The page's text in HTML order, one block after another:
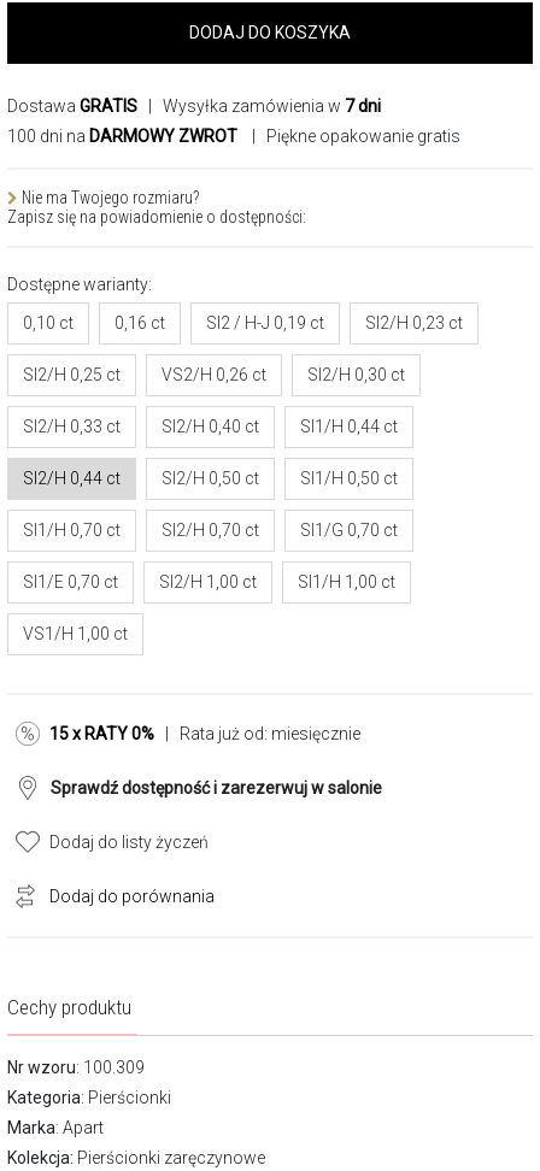
DODAJ DO KOSZYKA
Dostawa GRATIS | Wysyłka zamówienia w 7 dni
100 dni na DARMOWY ZWROT | Piękne opakowanie gratis
Nie ma Twojego rozmiaru?
Zapisz się na powiadomienie o dostępności:
Dostępne warianty:
0,10 ct
0,16 ct SI2 / H-J 0,19 ct SI2/H 0,23 ct
SI2/H 0,25 ct VS2/H 0,26 ct SI2/H 0,30 ct
SI2/H 0,33 ct SI2/H 0,40 ct SI1/H 0,44 ct
SI2/H 0,44 ct SI2/H 0,50 ct SI1/H 0,50 ct
SI1/H 0,70 ct SI2/H 0,70 ct SI1/G 0,70 ct
SI1/E 0,70 ct SI2/H 1,00 ct SI1/H 1,00 ct
VS1/H 1,00 ct
15 x RATY 0% | Rata już od: miesięcznie
Sprawdź dostępność i zarezerwuj w salonie
Dodaj do listy życzeń
Dodaj do porównania
Cechy produktu
Nr wzoru: 100.309
Kategoria: Pierścionki
Marka: Apart
Kolekcja: Pierścionki zaręczynowe